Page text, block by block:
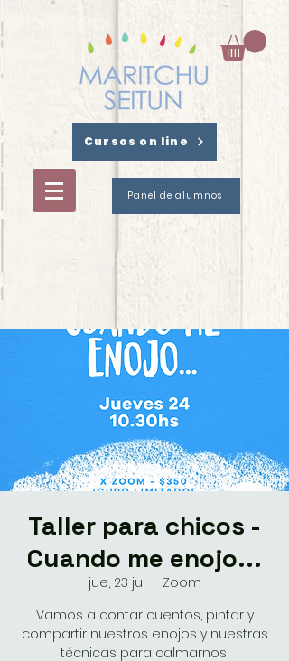
Cursos on line
Panel de alumnos
Taller para chicos -
Cuando me enojo...
jue, 23 jul
Zoom
Vamos a contar cuentos, pintar y
compartir nuestros enojos y nuestras
técnicas para calmarnos!